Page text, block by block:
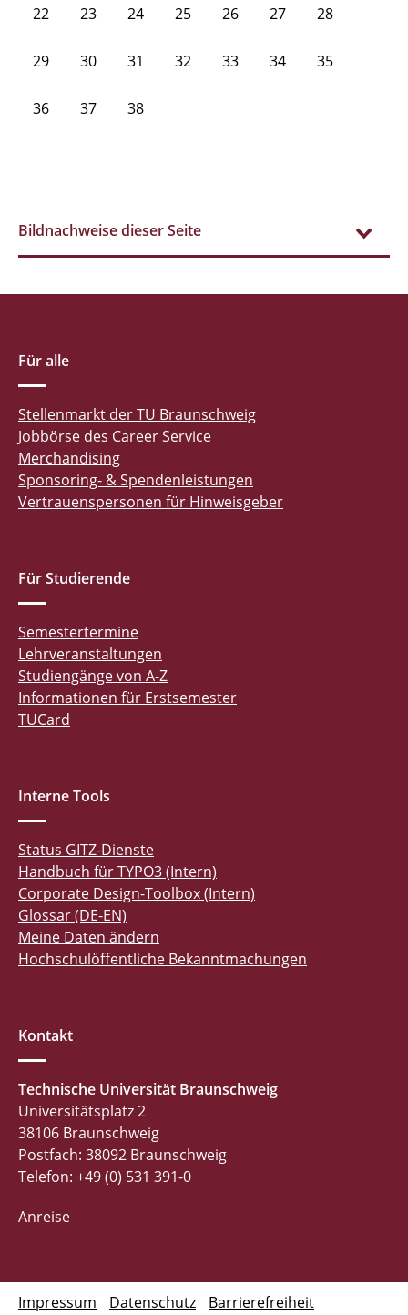
22 23 24 25 26 27 28
29 30 31 32 33 34 35
36 37 38
Bildnachweise dieser Seite
Für alle
Stellenmarkt der TU Braunschweig
Jobbörse des Career Service
Merchandising
Sponsoring- & Spendenleistungen
Vertrauenspersonen für Hinweisgeber
Für Studierende
Semestertermine
Lehrveranstaltungen
Studiengänge von A-Z
Informationen für Erstsemester
TUCard
Interne Tools
Status GITZ-Dienste
Handbuch für TYPO3 (Intern)
Corporate Design-Toolbox (Intern)
Glossar (DE-EN)
Meine Daten ändern
Hochschulöffentliche Bekanntmachungen
Kontakt
Technische Universität Braunschweig
Universitätsplatz 2
38106 Braunschweig
Postfach: 38092 Braunschweig
Telefon: +49 (0) 531 391-0
Anreise
Impressum Datenschutz Barrierefreiheit